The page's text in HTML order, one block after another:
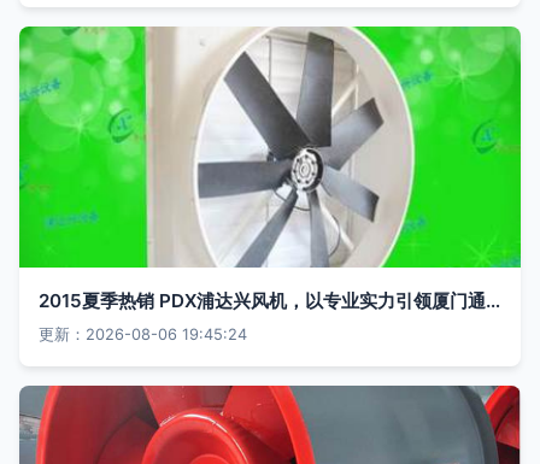
2015夏季热销 PDX浦达兴风机，以专业实力引领厦门通风新风尚
更新：2026-08-06 19:45:24